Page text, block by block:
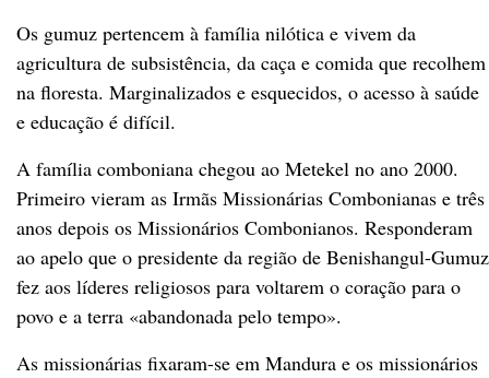
Os gumuz pertencem à família nilótica e vivem da
agricultura de subsistência, da caça e comida que recolhem
na floresta. Marginalizados e esquecidos, o acesso à saúde
e educação é difícil.
A família comboniana chegou ao Metekel no ano 2000.
Primeiro vieram as Irmãs Missionárias Combonianas e três
anos depois os Missionários Combonianos. Responderam
ao apelo que o presidente da região de Benishangul-Gumuz
fez aos líderes religiosos para voltarem o coração para o
povo e a terra «abandonada pelo tempo».
As missionárias fixaram-se em Mandura e os missionários